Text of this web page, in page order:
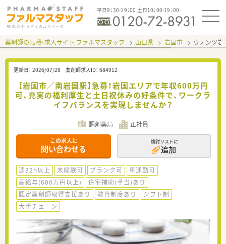
平日9：30-19：00 土日10：00-19：00
薬剤師の転職・求人サイト ファルマスタッフ 山口県 岩国市 ウォンツ岩
更新日： 2026/07/28 薬剤師求人ID： 684912
【岩国市／南岩国駅】急募！岩国エリアで年収600万円
可、充実の福利厚生と土日祝休みの好条件で、ワークラ
イフバランスを実現しませんか？
調剤薬局 正社員
この求人に
問い合わせる
検討リストに
追加
週32h以上 未経験可 ブランク可
車通勤可
高給与(600万円以上)
住宅補助(手当)あり
認定薬剤師取得支援あり
教育制度あり
シフト制
大手チェーン